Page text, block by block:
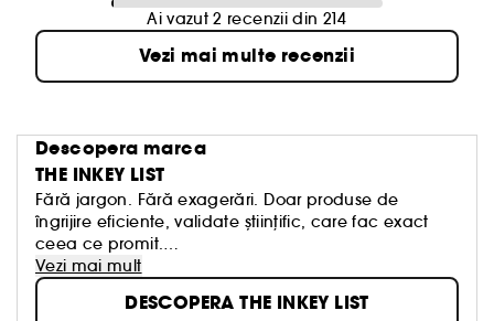
Ai vazut 2 recenzii din 214
Vezi mai multe recenzii
Descopera marca
THE INKEY LIST
Fără jargon. Fără exagerări. Doar produse de
îngrijire eficiente, validate științific, care fac exact
ceea ce promit.
The INKEY List vă arată ceea ce are cu adevărat
nevoie pielea dvs., nu ceea ce este la modă. Fie că
sunteți începător în îngrijirea pielii sau deja expert cu
Vezi mai mult
DESCOPERA THE INKEY LIST